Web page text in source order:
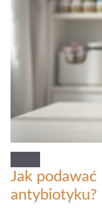
Jak
antybiotyku?